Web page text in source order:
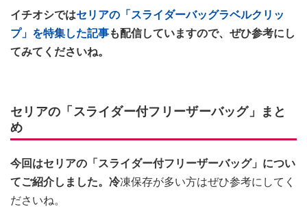
イチオシではセリアの「スライダーバッグラベルクリッ
プ」を特集した記事も配信していますので、ぜひ参考にし
てみてくださいね。
セリアの「スライダー付フリーザーバッグ」まと
め
今回はセリアの「スライダー付フリーザーバッグ」につい
てご紹介しました。冷凍保存が多い方はぜひ参考にしてく
ださいね。